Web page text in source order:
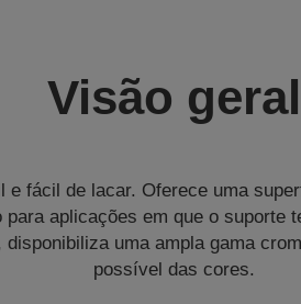
Visão geral
e fácil de lacar. Oferece uma
aplicações em que o suporte
uma ampla gama
possível das cores.